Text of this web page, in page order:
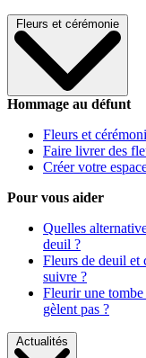
Fleurs et cérémonie
Hommage au défunt
Fleurs et
Faire livrer des
Créer votre
Pour vous aider
Quelles
deuil ?
Fleurs de deuil et
suivre ?
Fleurir une
gèlent pas ?
Actualités